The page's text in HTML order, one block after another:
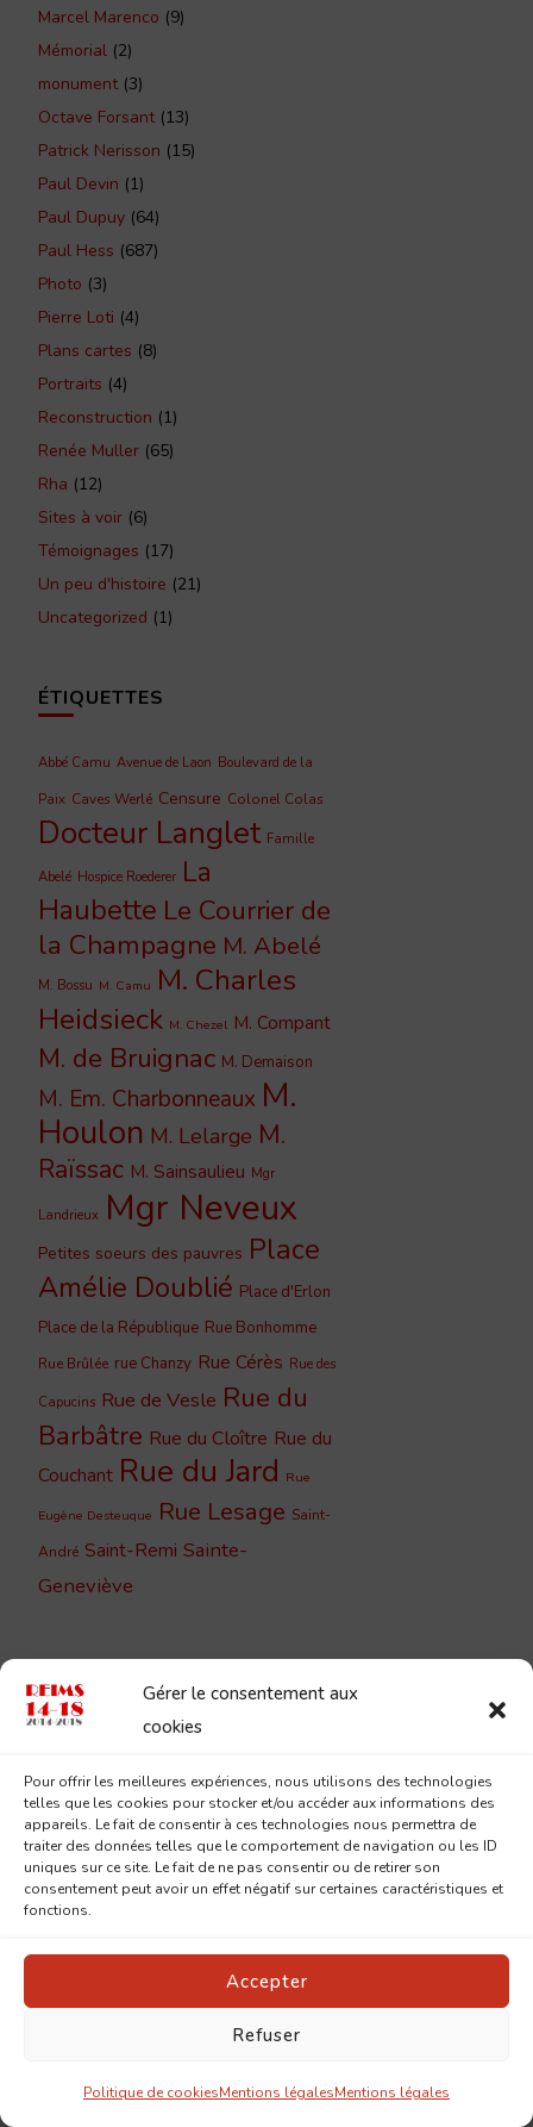
Gérer le consentement aux
cookies
Pour offrir les meilleures expériences, nous utilisons des technologies
telles que les cookies pour stocker et/ou accéder aux informations des
appareils. Le fait de consentir à ces technologies nous permettra de
traiter des données telles que le comportement de navigation ou les ID
uniques sur ce site. Le fait de ne pas consentir ou de retirer son
consentement peut avoir un effet négatif sur certaines caractéristiques et
fonctions.
Accepter
Refuser
Politique de cookiesMentions légalesMentions légales
Marcel Marenco (9)
Mémorial (2)
monument(3)
Octave Forsant(13)
Patrick Nerisson (15)
Paul Devin (1)
Paul Dupuy (64)
Paul Hess (687)
Photo (3)
Pierre Loti (4)
Plans cartes (8)
Portraits (4)
Reconstruction (1)
Renée Muller (65)
Rha (12)
Sites à voir (6)
Témoignages (17)
Un peu d'histoire (21)
Uncategorized (1)
ÉTIQUETTES
Abbé Camu Avenue de Laon Boulevard de la
Paix Caves Werlé Censure Colonel Colas
Docteur Langlet Famille
Abelé Hospice Roederer La
Haubette Le Courrier de
la Champagne M. Abelé
M. Bossu M. Camu M. Charles
Heidsieck M. Chezel M. Compant
M. de Bruignac M. Demaison
M. Em. Charbonneaux M.
Houlon M. Lelarge M.
Raïssac M. Sainsaulieu Mgr
Landrieux Mgr Neveux
Petites soeurs des pauvres Place
Amélie Doublié Place d'Erlon
Place de la République Rue Bonhomme
Rue Brûlée rue Chanzy Rue Cérès Rue des
Capucins Rue de Vesle Rue du
Barbâtre Rue du Cloître Rue du
Couchant Rue du Jard Rue
Eugène Desteuque Rue Lesage Saint-
André Saint-Remi Sainte-
Geneviève